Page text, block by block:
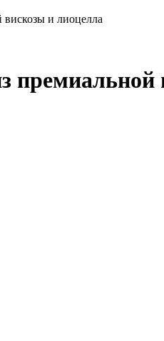
вискозы и лиоцелла
премиальной